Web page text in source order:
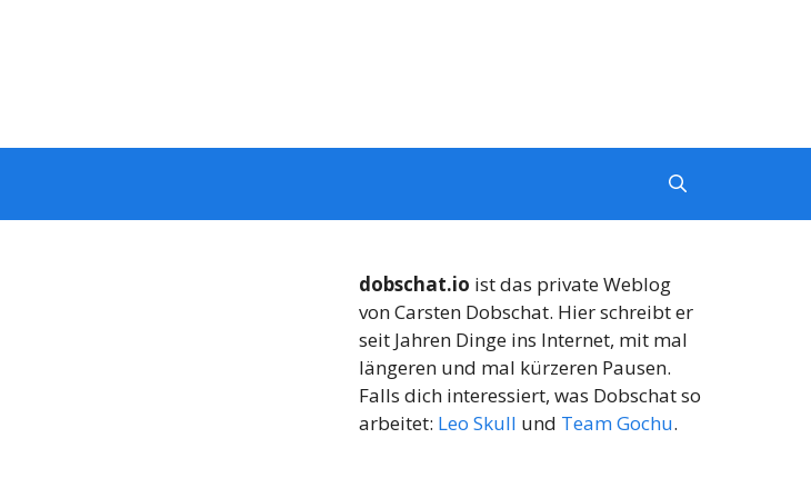
dobschat.io ist das private Weblog
von Carsten Dobschat. Hier schreibt er
seit Jahren Dinge ins Internet, mit mal
längeren und mal kürzeren Pausen.
Falls dich interessiert, was Dobschat so
arbeitet: Leo Skull und Team Gochu.